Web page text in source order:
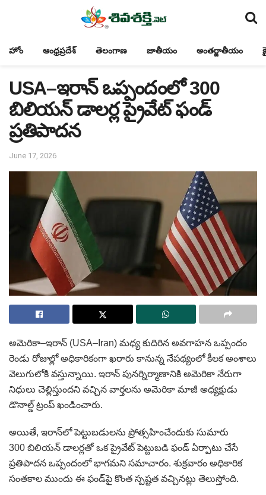
హోం ఆంధ్రప్రదేశ్ తెలంగాణ జాతీయం అంతర్జాతీయం
USA–ఇరాన్ ఒప్పందంలో 300
బిలియన్ డాలర్ల ప్రైవేట్ ఫండ్
ప్రతిపాదన
June 17, 2026
అమెరికా–ఇరాన్ (USA–Iran) మధ్య కుదిరిన అవగాహన ఒప్పందం
రెండు రోజుల్లో అధికారికంగా ఖరారు కానున్న నేపథ్యంలో కీలక అంశాలు
వెలుగులోకి వస్తున్నాయి. ఇరాన్ పునర్నిర్మాణానికి అమెరికా నేరుగా
నిధులు చెల్లిస్తుందని వచ్చిన వార్తలను అమెరికా మాజీ అధ్యక్షుడు
డొనాల్డ్ ట్రంప్ ఖండించారు.
అయితే, ఇరాన్‌లో పెట్టుబడులను ప్రోత్సహించేందుకు సుమారు
300 బిలియన్ డాలర్లతో ఒక ప్రైవేట్ పెట్టుబడి ఫండ్ ఏర్పాటు చేసే
ప్రతిపాదన ఒప్పందంలో భాగమని సమాచారం. శుక్రవారం అధికారిక
సంతకాల ముందు ఈ ఫండ్‌పై కొంత స్పష్టత వచ్చినట్లు తెలుస్తోంది.